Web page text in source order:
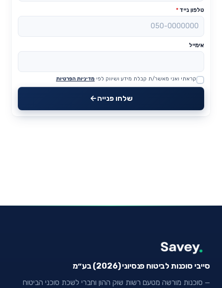
טלפון נייד *
אימייל
Website
קראתי ואני מאשר/ת קבלת מידע ושיווק לפי מדיניות הפרטיות
שלחו פנייה
סייבי סוכנות לביטוח פנסיוני (2026) בע״מ
— סוכנות מורשה מטעם רשות שוק ההון וחברי לשכת סוכני הביטוח